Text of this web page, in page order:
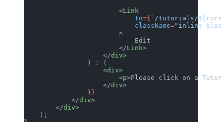
                        <
Link
                            to
={ `/tutorials/${
                            className
="inline-
                        >
                            Edit
                        </
Link>
                    </
div>
                )
:
(
                    <
div>
                        <
p>Please click on a
                    </
div>
                )
}
            </
div>
        </
div>
    );